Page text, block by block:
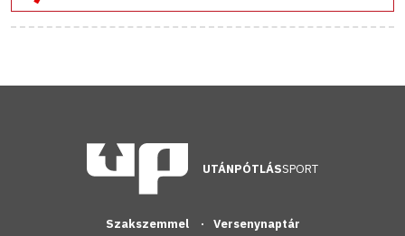
UTÁNPÓTLÁSSPORT
Szakszemmel Versenynaptár